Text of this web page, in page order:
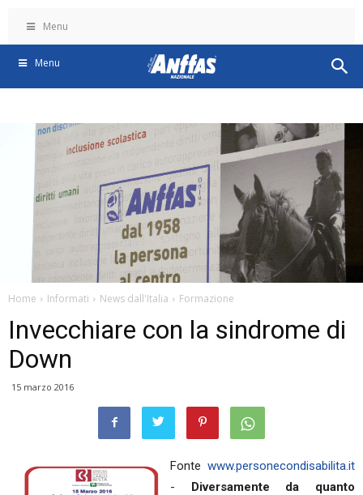
Menu
Menu
Home Informati News dall'Italia Formazione
Invecchiare con la sindrome di
Down
15 marzo 2016
Fonte www.personecondisabilita.it
- Diversamente da quanto